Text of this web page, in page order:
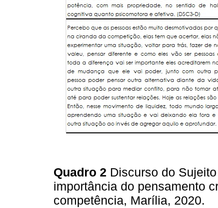
Quadro 2 Discurso do
importância do pensamento
competência, Marília, 2020.